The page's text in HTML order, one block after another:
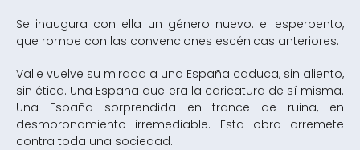
Se inaugura con ella un género nuevo: el esperpento,
que rompe con las convenciones escénicas anteriores.
Valle vuelve su mirada a una España caduca, sin aliento,
sin ética. Una España que era la caricatura de sí misma.
Una España sorprendida en trance de ruina, en
desmoronamiento irremediable. Esta obra arremete
contra toda una sociedad.